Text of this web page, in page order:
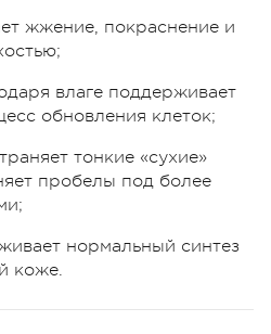
жжение, покраснение и
влаге поддерживает
обновления клеток;
тонкие «сухие»
пробелы под более
нормальный синтез
коже.